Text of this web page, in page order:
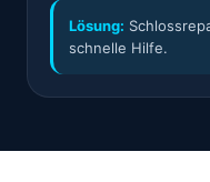
Lösung:
schnelle Hilfe.